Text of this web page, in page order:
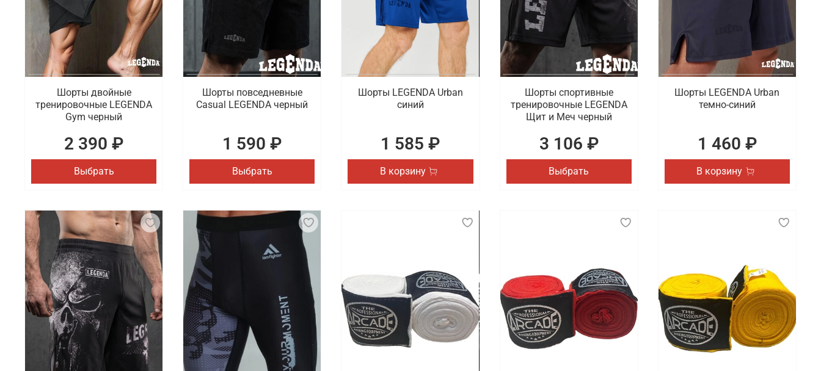
Шорты двойные
тренировочные LEGENDA
Gym черный
2 390 ₽
Выбрать
Шорты повседневные
Casual LEGENDA черный
1 590 ₽
Выбрать
Шорты LEGENDA Urban
синий
1 585 ₽
В корзину
Шорты спортивные
тренировочные LEGENDA
Щит и Меч черный
3 106 ₽
Выбрать
Шорты LEGENDA Urban
темно-синий
1 460 ₽
В корзину